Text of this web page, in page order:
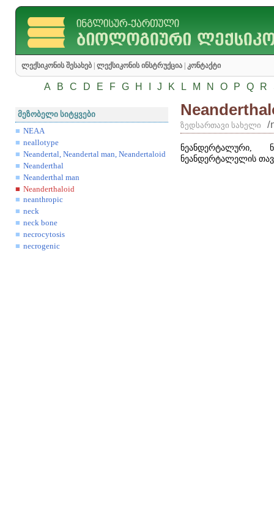
ლექსიკონის შესახებ ლექსიკონის ინსტრუქცია კონტაქტი
A B C D E F G H J K L M N O P Q R
მეზობელი სიტყვები
NEAA
neallotype
Neandertal, Neandertal man, Neandertaloid
Neanderthal
Neanderthal man
Neanderthaloid
neanthropic
neck
neck bone
necrocytosis
necrogenic
ზედსართავი სახელი /
ნეანდერტალური,
ნეანდერტალელის